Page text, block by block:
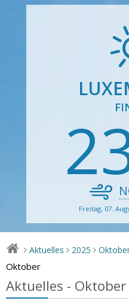
Freitag, 07.
> Aktuelles > 2025 >
Oktober
Aktuelles - Oktober